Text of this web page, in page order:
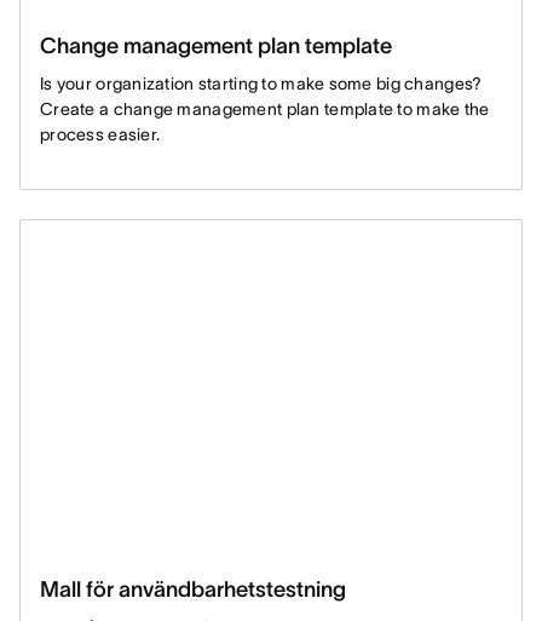
Change management plan template
Is your organization starting to make some big changes?
Create a change management plan template to make the
process easier.
Mall för användbarhetstestning